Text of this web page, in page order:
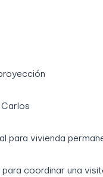
para vivienda
coordinar una